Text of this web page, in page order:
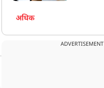
अधिक
ADVERTISEMENT